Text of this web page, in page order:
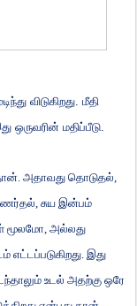
விடுகிறது. மீதி
மதிப்பீடு.
அதாவது தொடுதல்,
, சுய இன்பம்
மூலமோ, அல்லது
இது
உடல் அதற்கு ஒரே